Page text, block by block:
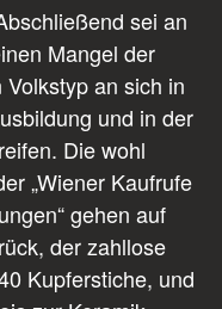
sei an
Mangel der
an sich in
und in der
Die wohl
„Wiener Kaufrufe
gehen auf
der zahllose
Kupferstiche, und